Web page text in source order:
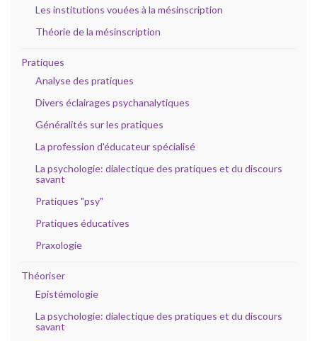
Les institutions vouées à la mésinscription
Théorie de la mésinscription
Pratiques
Analyse des pratiques
Divers éclairages psychanalytiques
Généralités sur les pratiques
La profession d'éducateur spécialisé
La psychologie: dialectique des pratiques et du discours
savant
Pratiques "psy"
Pratiques éducatives
Praxologie
Théoriser
Epistémologie
La psychologie: dialectique des pratiques et du discours
savant